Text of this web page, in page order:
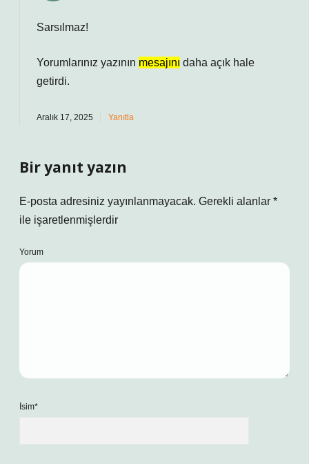
Sarsılmaz!
Yorumlarınız yazının mesajını daha açık hale
getirdi.
Aralık 17, 2025 Yanıtla
Bir yanıt yazın
E-posta adresiniz yayınlanmayacak. Gerekli alanlar *
ile işaretlenmişlerdir
Yorum
İsim*